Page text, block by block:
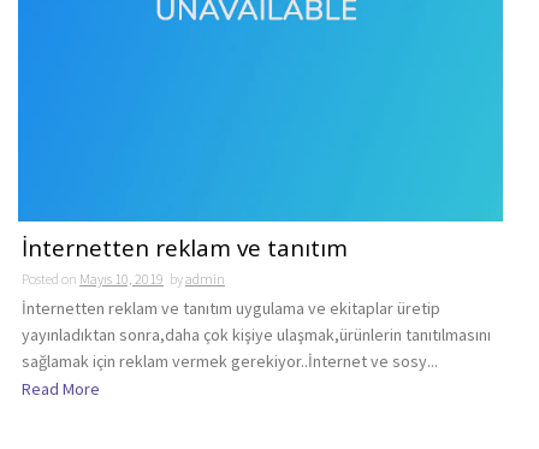
İnternetten reklam ve tanıtım
Posted on Mayıs 10, 2019 byadmin
İnternetten reklam ve tanıtım uygulama ve ekitaplar üretip
yayınladıktan sonra,daha çok kişiye ulaşmak,ürünlerin tanıtılmasını
sağlamak için reklam vermek gerekiyor..İnternet ve sosy...
Read More